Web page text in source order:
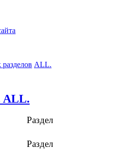
ALL.
ALL.
Раздел
Раздел